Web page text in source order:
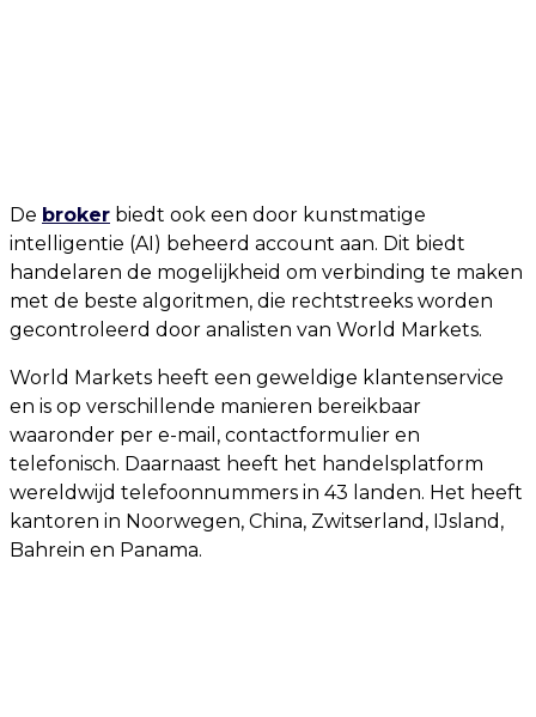
De broker biedt ook een door kunstmatige
intelligentie (AI) beheerd account aan. Dit biedt
handelaren de mogelijkheid om verbinding te maken
met de beste algoritmen, die rechtstreeks worden
gecontroleerd door analisten van World Markets.
World Markets heeft een geweldige klantenservice
en is op verschillende manieren bereikbaar
waaronder per e-mail, contactformulier en
telefonisch. Daarnaast heeft het handelsplatform
wereldwijd telefoonnummers in 43 landen. Het heeft
kantoren in Noorwegen, China, Zwitserland, IJsland,
Bahrein en Panama.